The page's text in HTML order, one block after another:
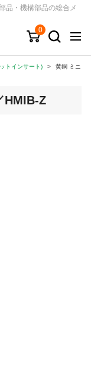
品・機構部品の総合メ
0
トインサート) >
黄銅 ミニ
HMIB-Z